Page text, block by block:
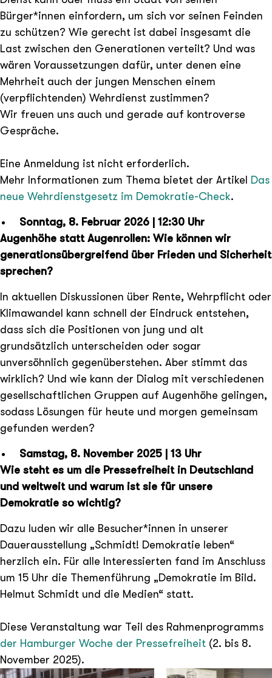
Bürger*innen einfordern, um sich vor seinen Feinden
zu schützen? Wie gerecht ist dabei insgesamt die
Last zwischen den Generationen verteilt? Und was
wären Voraussetzungen dafür, unter denen eine
Mehrheit auch der jungen Menschen einem
(verpflichtenden) Wehrdienst zustimmen?
Wir freuen uns auch und gerade auf kontroverse
Gespräche.
Eine Anmeldung ist nicht erforderlich.
Mehr Informationen zum Thema bietet der Artikel Das
neue Wehrdienstgesetz im Demokratie-Check.
Sonntag, 8. Februar 2026 | 12:30 Uhr
Augenhöhe statt Augenrollen: Wie können wir
generationsübergreifend über Frieden und Sicherheit
sprechen?
In aktuellen Diskussionen über Rente, Wehrpflicht oder
Klimawandel kann schnell der Eindruck entstehen,
dass sich die Positionen von jung und alt
grundsätzlich unterscheiden oder sogar
unversöhnlich gegenüberstehen. Aber stimmt das
wirklich? Und wie kann der Dialog mit verschiedenen
gesellschaftlichen Gruppen auf Augenhöhe gelingen,
sodass Lösungen für heute und morgen gemeinsam
gefunden werden?
Samstag, 8. November 2025 | 13 Uhr
Wie steht es um die Pressefreiheit in Deutschland
und weltweit und warum ist sie für unsere
Demokratie so wichtig?
Dazu luden wir alle Besucher*innen in unserer
Dauerausstellung „Schmidt! Demokratie leben“
herzlich ein. Für alle Interessierten fand im Anschluss
um 15 Uhr die Themenführung „Demokratie im Bild.
Helmut Schmidt und die Medien“ statt.
Diese Veranstaltung war Teil des Rahmenprogramms
der Hamburger Woche der Pressefreiheit (2. bis 8.
November 2025).